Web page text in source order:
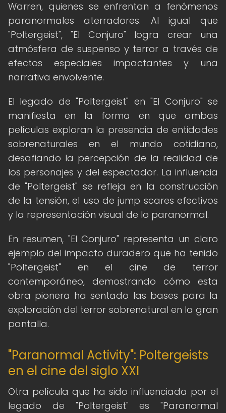
Warren, quienes se enfrentan a fenómenos
paranormales aterradores. Al igual que
"Poltergeist", "El Conjuro" logra crear una
atmósfera de suspenso y terror a través de
efectos especiales impactantes y una
narrativa envolvente.
El legado de "Poltergeist" en "El Conjuro" se
manifiesta en la forma en que ambas
películas exploran la presencia de entidades
sobrenaturales en el mundo cotidiano,
desafiando la percepción de la realidad de
los personajes y del espectador. La influencia
de "Poltergeist" se refleja en la construcción
de la tensión, el uso de jump scares efectivos
y la representación visual de lo paranormal.
En resumen, "El Conjuro" representa un claro
ejemplo del impacto duradero que ha tenido
"Poltergeist" en el cine de terror
contemporáneo, demostrando cómo esta
obra pionera ha sentado las bases para la
exploración del terror sobrenatural en la gran
pantalla.
"Paranormal Activity": Poltergeists
en el cine del siglo XXI
Otra película que ha sido influenciada por el
legado de "Poltergeist" es "Paranormal